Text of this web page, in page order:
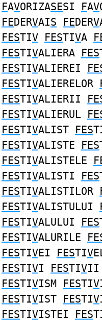
FAVORIZASESI FAV
FEDERVAIS FEDERV
FESTIV FESTIVA
FESTIVALIERA FES
FESTIVALIEREI
FESTIVALIERELOR
FESTIVALIERII
FESTIVALIERUL
FESTIVALIST FES
FESTIVALISTE FES
FESTIVALISTELE
FESTIVALISTI FES
FESTIVALISTILOR
FESTIVALISTULUI
FESTIVALULUI FES
FESTIVALURILE
FESTIVEI FESTIV
FESTIVI FESTIVII
FESTIVISM FESTIV
FESTIVIST FESTIV
FESTIVISTEI FES